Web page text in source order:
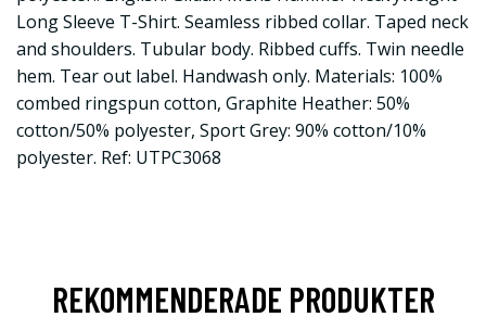
Long Sleeve T-Shirt. Seamless ribbed collar. Taped neck
and shoulders. Tubular body. Ribbed cuffs. Twin needle
hem. Tear out label. Handwash only. Materials: 100%
combed ringspun cotton, Graphite Heather: 50%
cotton/50% polyester, Sport Grey: 90% cotton/10%
polyester. Ref: UTPC3068
REKOMMENDERADE PRODUKTER